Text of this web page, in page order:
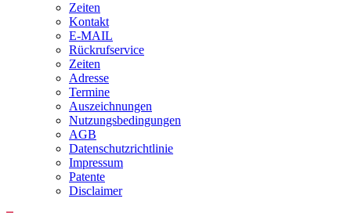
Zeiten
Kontakt
E-MAIL
Rückrufservice
Zeiten
Adresse
Termine
Auszeichnungen
Nutzungsbedingungen
AGB
Datenschutzrichtlinie
Impressum
Patente
Disclaimer